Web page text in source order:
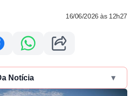
16/06/2026 às 12h27
Notícia ▾